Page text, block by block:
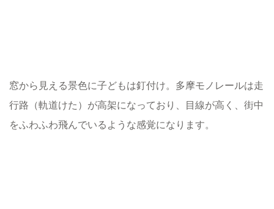
窓から見える景色に子どもは釘付け。多摩モノレールは走
行路（軌道けた）が高架になっており、目線が高く、街中
をふわふわ飛んでいるような感覚になります。